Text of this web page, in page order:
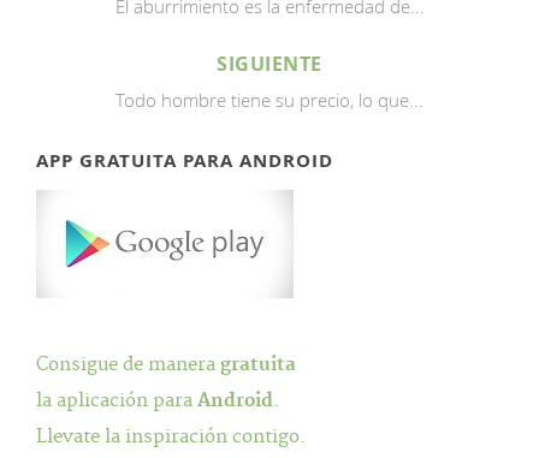
El aburrimiento es la enfermedad de...
SIGUIENTE
Todo hombre tiene su precio, lo que...
APP GRATUITA PARA ANDROID
Consigue de manera gratuita
la aplicación para Android.
Llevate la inspiración contigo.